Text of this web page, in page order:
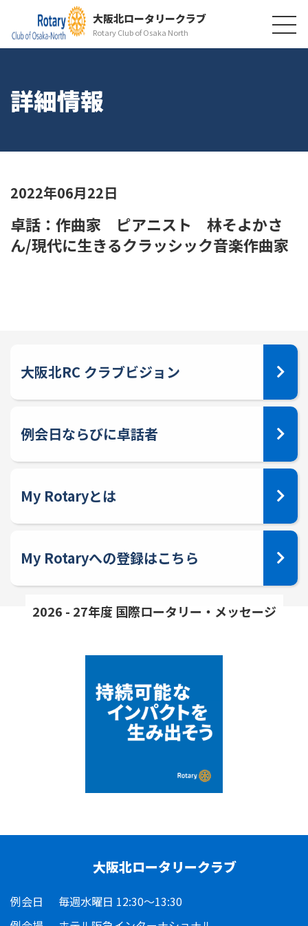
大阪北ロータリークラブ
Rotary Club of Osaka North
詳細情報
2022年06月22日
卓話：作曲家 ピアニスト 林そよかさ
ん/現代に生きるクラッシック音楽作曲家
大阪北RC クラブビジョン
例会日ならびに卓話者
My Rotaryとは
My Rotaryへの登録はこちら
2026 - 27年度 国際ロータリー・メッセージ
大阪北ロータリークラブ
例会日
毎週水曜日 12:30～13:30